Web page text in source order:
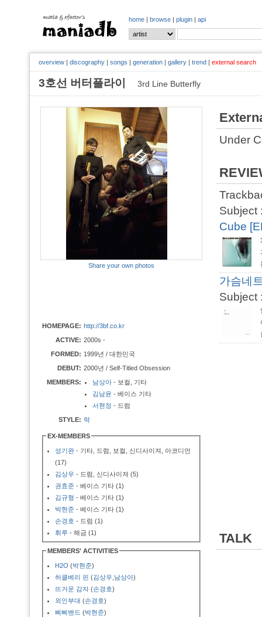
home | browse | plugin | api
overview | discography | songs | generation | gallery | trend | external search
3호선 버터플라이 3rd Line Butterfly
Share your own photos
HOMEPAGE: http://3bf.co.kr
ACTIVE: 2000s -
FORMED: 1999년 / 대한민국
DEBUT: 2000년 / Self-Titled Obsession
MEMBERS:
남상아 - 보컬, 기타
김남윤 - 베이스 기타
서현정 - 드럼
STYLE: 락
EX-MEMBERS
성기완 - 기타, 드럼, 보컬, 신디사이져, 아코디언
(17)
김상우 - 드럼, 신디사이져 (5)
권효준 - 베이스 기타 (1)
김규형 - 베이스 기타 (1)
박현준 - 베이스 기타 (1)
손경호 - 드럼 (1)
휘루 - 해금 (1)
MEMBERS' ACTIVITIES
H2O (박현준)
허클베리 핀 (김상우 남상아)
뜨거운 감자 (손경호)
외인부대 (손경호)
삐삐밴드 (박현준)
Under
Subject
Cube
가슴네
Subject
TALK